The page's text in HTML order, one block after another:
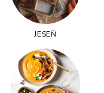
JESEŇ